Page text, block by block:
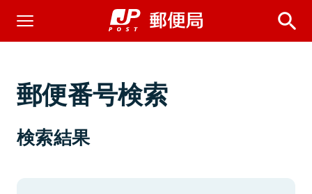
郵便番号検索
検索結果